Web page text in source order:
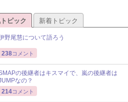
ピック 新着トピック
野尾慧について語ろう
238コメント
の後継者はキスマイで、嵐の後継者は
なの？
214コメント